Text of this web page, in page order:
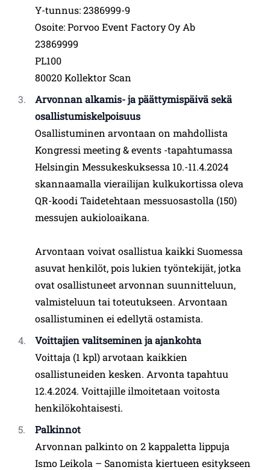
Y-tunnus: 2386999-9
Osoite: Porvoo Event Factory Oy Ab
23869999
PL100
80020 Kollektor Scan
Arvonnan alkamis- ja päättymispäivä sekä
osallistumiskelpoisuus
Osallistuminen arvontaan on mahdollista
Kongressi meeting & events -tapahtumassa
Helsingin Messukeskuksessa 10.-11.4.2024
skannaamalla vierailijan kulkukortissa oleva
QR-koodi Taidetehtaan messuosastolla (150)
messujen aukioloaikana.
Arvontaan voivat osallistua kaikki Suomessa
asuvat henkilöt, pois lukien työntekijät, jotka
ovat osallistuneet arvonnan suunnitteluun,
valmisteluun tai toteutukseen. Arvontaan
osallistuminen ei edellytä ostamista.
Voittajien valitseminen ja ajankohta
Voittaja (1 kpl) arvotaan kaikkien
osallistuneiden kesken. Arvonta tapahtuu
12.4.2024. Voittajille ilmoitetaan voitosta
henkilökohtaisesti.
Palkinnot
Arvonnan palkinto on 2 kappaletta lippuja
Ismo Leikola – Sanomista kiertueen esitykseen